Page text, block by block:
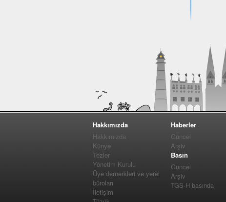
Hakkımızda
Hakkımızda
Künye
Tezler
Yönetim Kurulu
Üye dernerkleri ve yerel
büroları
İletişim
Haberler
Güncel
Arşiv
Basın
Güncel
Arşiv
TGS-H basında